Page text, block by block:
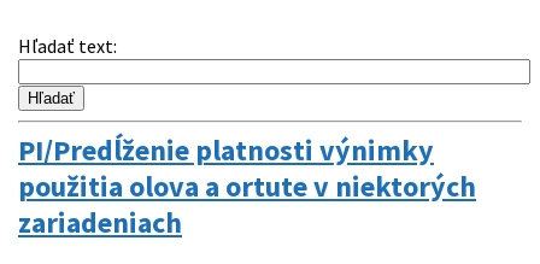
Hľadať text:
PI/Predĺženie platnosti výnimky
použitia olova a ortute v niektorých
zariadeniach